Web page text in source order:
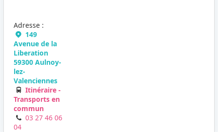
Adresse :
149
Avenue de la
Liberation
59300 Aulnoy-
lez-
Valenciennes
Itinéraire -
Transports en
commun
03 27 46 06
04